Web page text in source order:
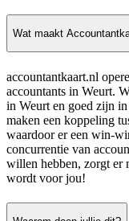
Wat maakt
accountantkaart.nl
accountants in Weurt.
in Weurt en goed zijn
maken een koppeling
waardoor er een win-
concurrentie van
willen hebben, zorgt er
wordt voor jou!